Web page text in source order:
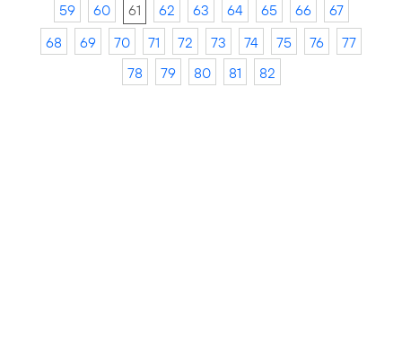
59
60 61 62 63 64 65 66
67
68
69 70 71 72 73 74 75 76
77
78
79 80 81 82